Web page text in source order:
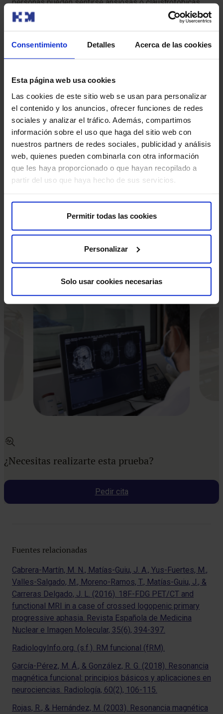
Consentimiento Detalles Acerca de las cookies
Esta página web usa cookies
Las cookies de este sitio web se usan para personalizar
el contenido y los anuncios, ofrecer funciones de redes
sociales y analizar el tráfico. Además, compartimos
información sobre el uso que haga del sitio web con
nuestros partners de redes sociales, publicidad y análisis
web, quienes pueden combinarla con otra información
que les haya proporcionado o que hayan recopilado a
partir del uso que haya hecho de sus servicios.
Permitir todas las cookies
Personalizar
Solo usar cookies necesarias
personas pueden sentirse ansiosas o claustrofóbicas
durante la prueba. Si este es tu caso, avísanos con
antelación para que podamos ayudarte a sentirte más
Para que tu prueba se desarrolle sin contratiempos, te
Así podremos realizar la preparación administrativa y
clínica necesaria.
Antes de la prueba, te entregaremos el Consentimiento
Informado, un documento con información importante
que deberás leer y firmar.
Si tu cita es para una Resonancia Magnética (RM), es
crucial que nos informes sobre la presencia de
dentales), tatuajes o dispositivos de infusión de
medicamentos, como bombas de insulina.
como en cualquier procedimiento médico, existe una
mínima posibilidad de incidencia.
¿Necesitas realizarte esta prueba?
Pedir cita
Fuentes relacionadas
Cabrera-Martín, M. N., Matías-Guiu, J. A., Yus-Fuertes, M.,
Valles-Salgado, M., Moreno-Ramos, T., Matías-Guiu, J., &
Carreras Delgado, J. L. (2016). 18F-FDG PET/CT and
functional MRI in a case of crossed logopenic primary
progressive aphasia. Revista Española de Medicina
Nuclear e Imagen Molecular, 35(6), 394-397.
RadiologyInfo.org. (s.f.). RM funcional (fRM).
García-Pérez, M. Á., & González, R. G. (2018). Resonancia
magnética funcional: principios básicos y aplicaciones en
neurociencias. Radiología, 60(2), 106-115.
Rojas, R., & Hernández, M. (2003). Resonancia magnética